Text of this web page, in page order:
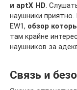
и aptX HD.
наушники приятно.
EW1, обзор
там крайне
наушников за
Связь и